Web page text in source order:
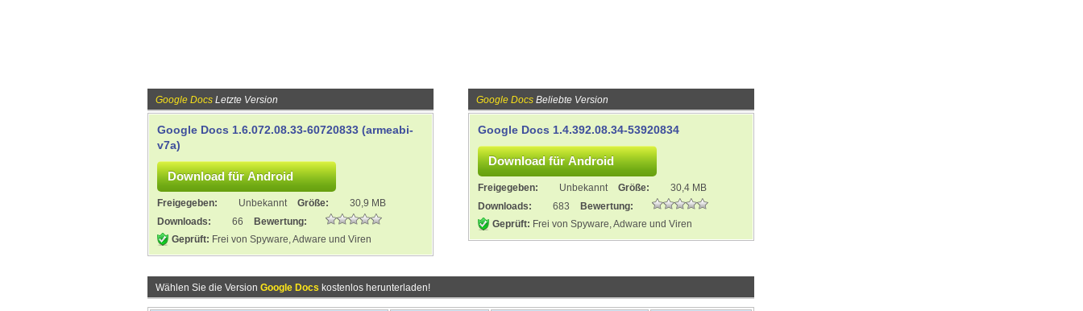
Google Docs Letzte Version
Google Docs 1.6.072.08.33-60720833 (armeabi-
v7a)
Freigegeben: Unbekannt Größe:
30,9 MB
Downloads:
66
Bewertung:
Geprüft: Frei von Spyware, Adware und Viren
Google Docs Beliebte Version
Google Docs 1.4.392.08.34-53920834
Freigegeben: Unbekannt Größe:
30,4 MB
Downloads:
683
Bewertung:
Geprüft: Frei von Spyware, Adware und Viren
Wählen Sie die Version Google Docs kostenlos herunterladen!